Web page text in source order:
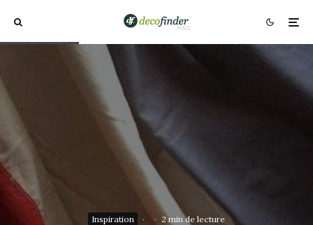
Inspiration · · 2 min de lecture